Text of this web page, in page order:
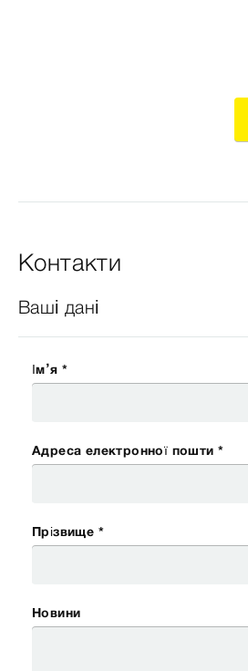
Контакти
Ваші дані
Ім’я *
Адреса електронної пошти *
Прізвище *
Новини